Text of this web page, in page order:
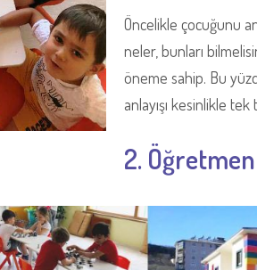
Öncelikle çocuğunu
neler, bunları
öneme sahip. Bu
anlayışı kesinlikle tek
2.